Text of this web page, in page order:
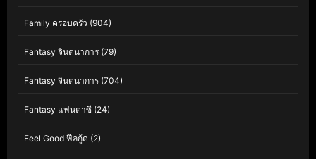
Family ครอบครัว (904)
Fantasy จินตนาการ (79)
Fantasy จินตนาการ (704)
Fantasy แฟนตาซี (24)
Feel Good ฟีลกู้ด (2)